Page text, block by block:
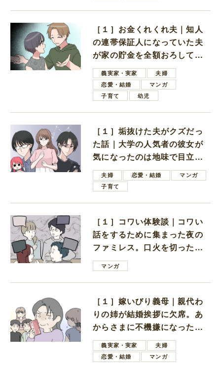
［１］お金くれくれ夫｜知人
の連帯保証人になっていた夫
が家の貯金を全額おろしてほ
しいと言ってきた
義実家・実家
夫婦
恋愛・結婚
マンガ
子育て
幼児
［１］垢抜けた夫がクズだっ
た話｜大学の人気者の彼女が
気になったのは地味で目立た
ない男子学生
夫婦 恋愛・結婚
マンガ
子育て
［１］コワい体験談｜コワい
話をするために集まった夜の
ファミレス。口火を切ったの
は電車好きの男の子ママ
マンガ
［１］嫁いびり義母｜親代わ
りの姉が結婚挨拶に欠席。あ
からさまに不機嫌になった義
母義実家・実家
夫婦
恋愛・結婚
マンガ